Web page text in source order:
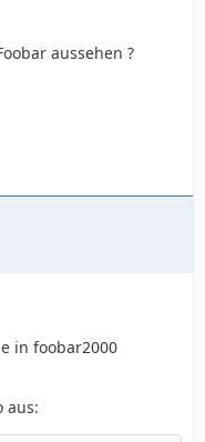
aussehen ?
in foobar2000
aus: